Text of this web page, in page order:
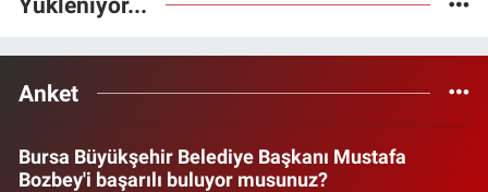
Anket
Bursa Büyükşehir Belediye Başkanı Mustafa
Bozbey'i başarılı buluyor musunuz?